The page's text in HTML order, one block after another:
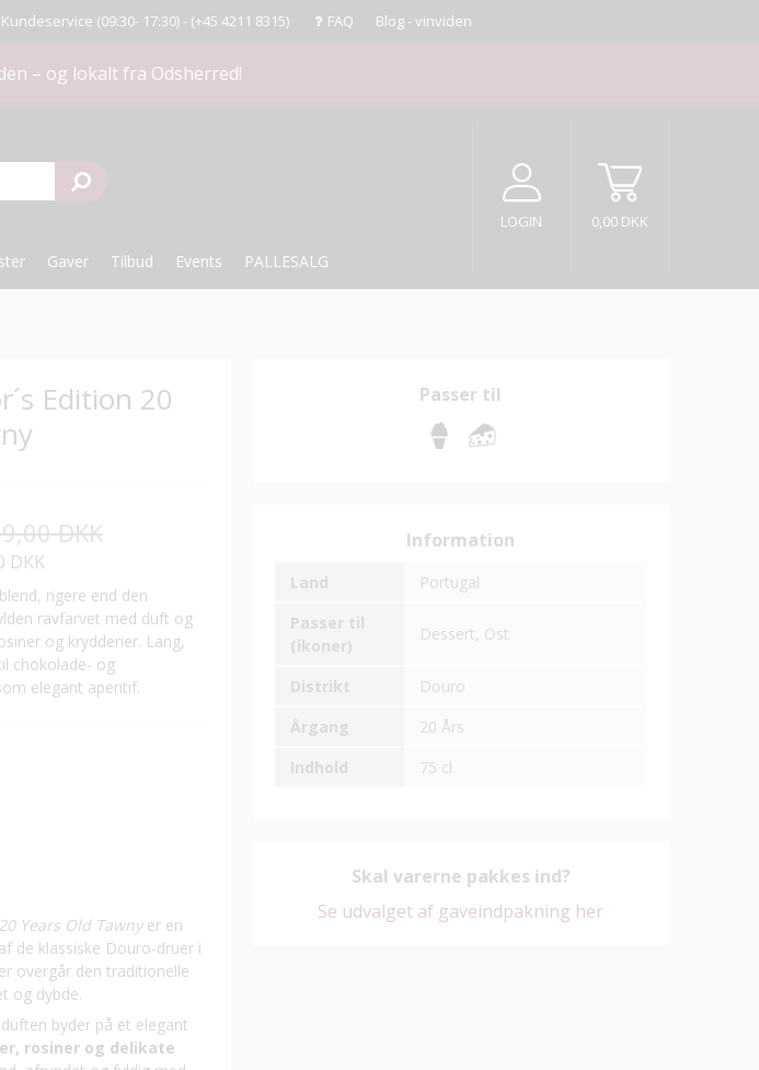
Kundeservice (09:30- 17:30) - (+45 4211 8315) FAQ Blog - vinviden
– og lokalt fra Odsherred!
Gaver Tilbud Events PALLESALG
LOGIN 0,00 DKK
Edition 20
DKK
DKK
rigere end den
ravfarvet med duft og
og krydderier. Lang,
chokolade- og
elegant aperitif.
Years Old Tawnyer en
de klassiske Douro-druer i
overgår den traditionelle
og dybde.
byder på et elegant
rosiner og delikate
Passer til
Information
Land
Portugal
Passer til
(ikoner)
Dessert, Ost
Distrikt
Douro
Årgang
20 Års
Indhold
75 cl.
Skal varerne pakkes ind?
Se udvalget af gaveindpakning her